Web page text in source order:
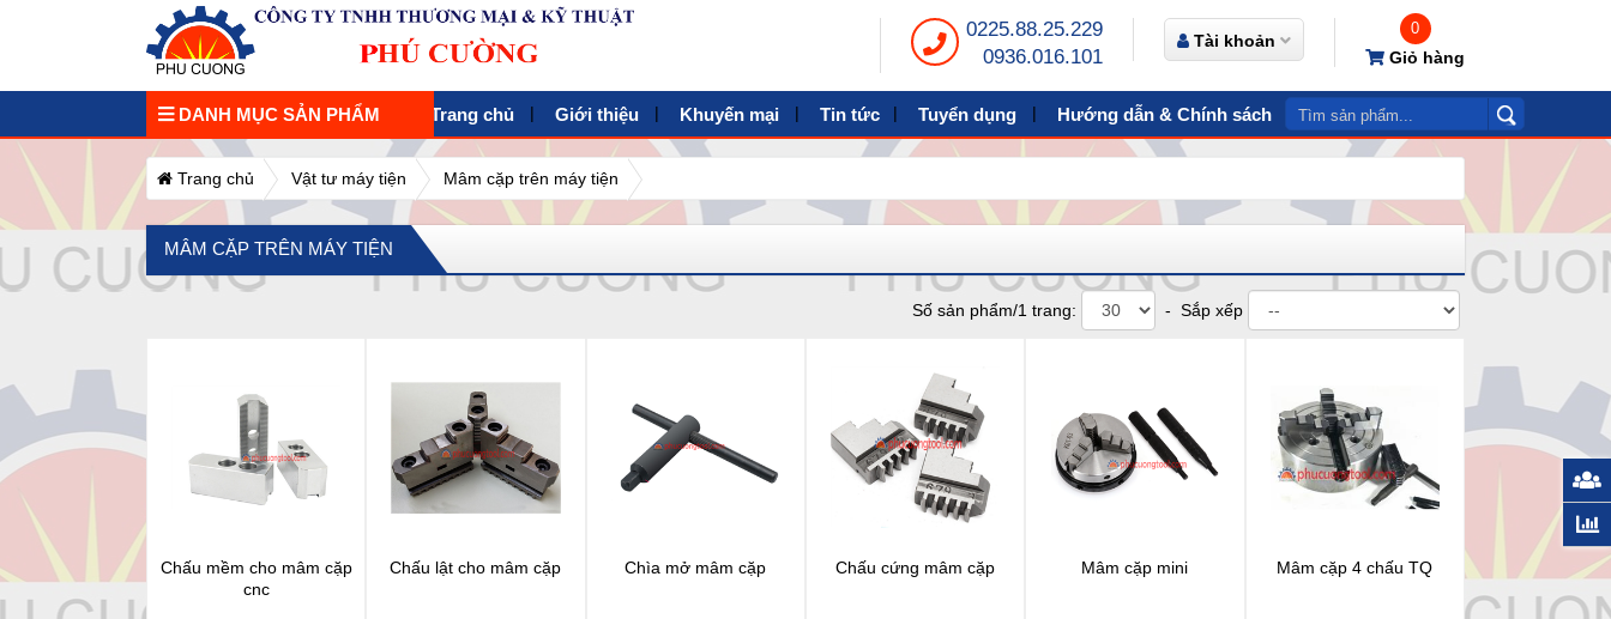
0225.88.25.229
0936.016.101
Tài khoản
0
Giỏ hàng
Trang chủ Giới thiệu Khuyến mại Tin tức Tuyển dụng Hướng dẫn & Chính sách Video
DANH MỤC SẢN PHẨM
Trang chủ Vật tư máy tiện Mâm cặp trên máy tiện
MÂM CẶP TRÊN MÁY TIỆN
Số sản phẩm/1 trang: - Sắp xếp
Chấu mềm cho mâm cặp
cnc
Chấu lật cho mâm cặp Chìa mở mâm cặp Chấu cứng mâm cặp Mâm cặp mini Mâm cặp 4 chấu TQ